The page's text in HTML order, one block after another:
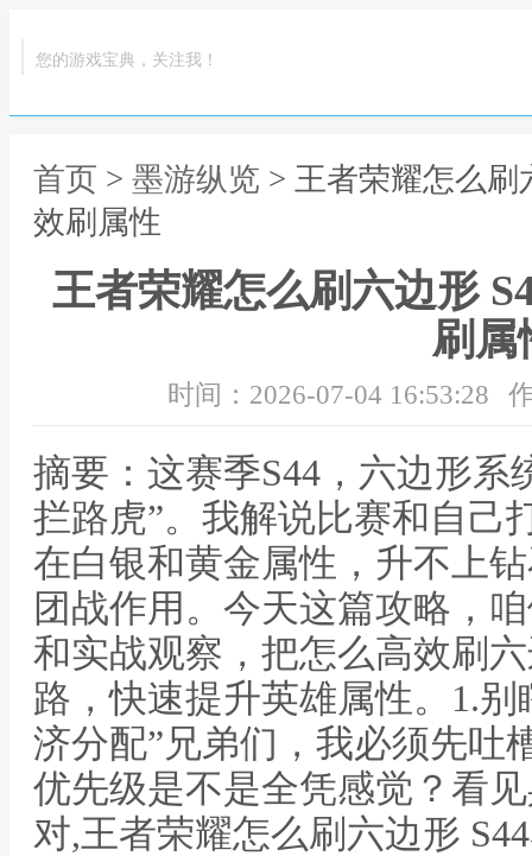
您的游戏宝典，关注我！
首页 > 墨游纵览 > 王者荣耀怎么刷
效刷属性
王者荣耀怎么刷六边形
刷属
时间：2026-07-04 16:53:28
摘要：这赛季S44，六边形系
拦路虎”。我解说比赛和自己
在白银和黄金属性，升不上
团战作用。今天这篇攻略，
和实战观察，把怎么高效刷
路，快速提升英雄属性。1.
济分配”兄弟们，我必须先吐
优先级是不是全凭感觉？看
对,王者荣耀怎么刷六边形